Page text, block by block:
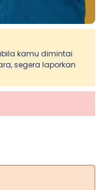
kamu dimintai
segera laporkan